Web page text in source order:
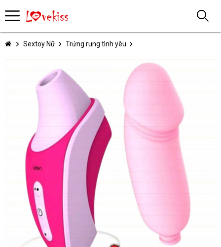
Sextoy Nữ Trứng rung tình yêu